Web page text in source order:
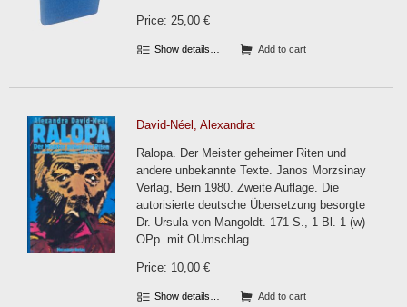
Price: 25,00 €
Show details… Add to cart
David-Néel, Alexandra:
Ralopa. Der Meister geheimer Riten und
andere unbekannte Texte. Janos Morzsinay
Verlag, Bern 1980. Zweite Auflage. Die
autorisierte deutsche Übersetzung besorgte
Dr. Ursula von Mangoldt. 171 S., 1 Bl. 1 (w)
OPp. mit OUmschlag.
Price: 10,00 €
Show details… Add to cart